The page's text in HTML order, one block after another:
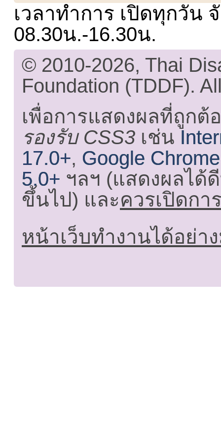
เวลาทำการ เปิดทุกวัน
08.30น.-16.30น.
© 2010-2026, Thai
Foundation (TDDF).
เพื่อการแสดงผลที่ถูกต้
รองรับ CSS3 เช่น
17.0+, Google
5.0+ ฯลฯ (แสดงผลได้
ขึ้นไป) และควรเปิดกา
หน้าเว็บทำงานได้อย่า